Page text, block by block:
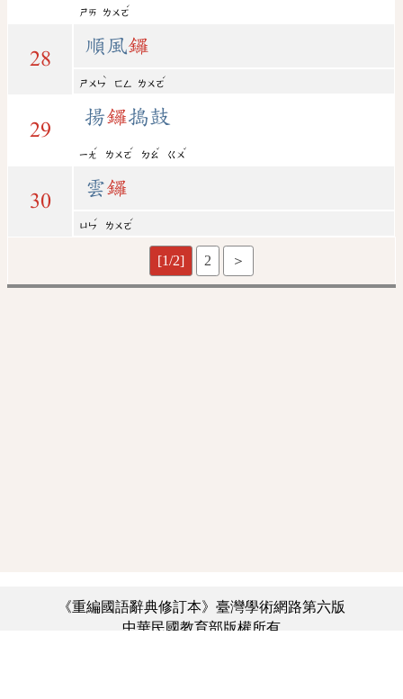
ㄕㄞ ㄌㄨㄛ
ˊ
28
順風鑼
ㄕㄨㄣ
ˋ
ㄈㄥ ㄌㄨㄛ
ˊ
29
揚鑼搗鼓
ㄧㄤ
ˊ
ㄌㄨㄛ
ˊ
ㄉㄠ
ˇ
ㄍㄨ
ˇ
30
雲鑼
ㄩㄣ
ˊ
ㄌㄨㄛ
ˊ
[1/2] 2 ＞
《重編國語辭典修訂本》臺灣學術網路第六版
中華民國教育部版權所有